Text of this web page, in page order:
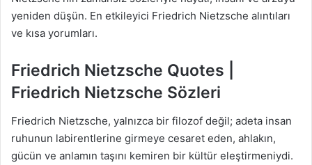
yeniden düşün. En etkileyici Friedrich Nietzsche alıntıları
ve kısa yorumları.
Friedrich Nietzsche Quotes |
Friedrich Nietzsche Sözleri
Friedrich Nietzsche, yalnızca bir filozof değil; adeta insan
ruhunun labirentlerine girmeye cesaret eden, ahlakın,
gücün ve anlamın taşını kemiren bir kültür eleştirmeniydi.